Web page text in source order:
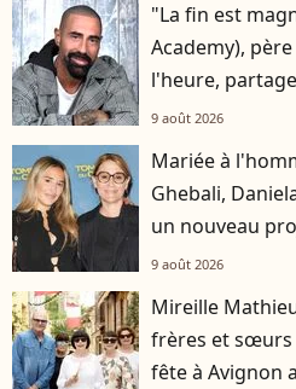
"La fin est
Academy),
l'heure,
9 août 2026
Mariée à
Ghebali,
un nouveau
9 août 2026
Mireille
frères et sœurs
fête à Avignon